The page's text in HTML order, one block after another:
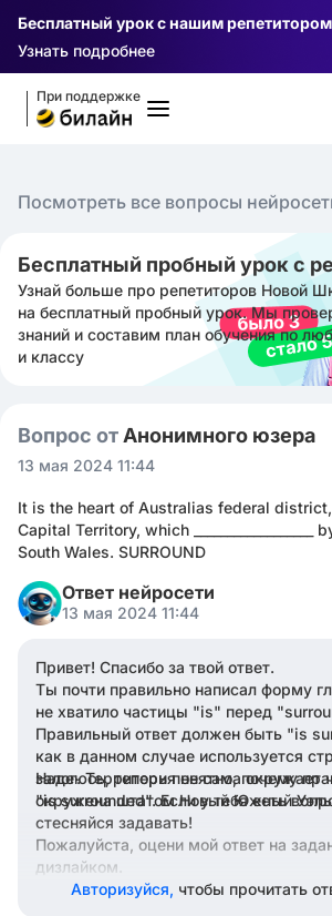
Бесплатный урок с нашим
Узнать подробнее
При поддержке
Посмотреть все вопросы
Бесплатный пробный урок с
Узнай больше про репетиторов Новой
на бесплатный пробный урок. Мы
знаний и составим план обучения по
и классу
Вопрос от Анонимного юзера
13 мая 2024 11:44
It is the heart of Australias federal
Capital Territory, which
South Wales. SURROUND
Ответ нейросети
13 мая 2024 11:44
Привет! Спасибо за твой ответ.
Ты почти правильно написал форму
не хватило частицы "is" перед
Правильный ответ должен быть "is
как в данном случае используется
залог. Территория не сама окружает
окружена штатом Новый Южный
Надеюсь, теперь понятно, почему
"is surrounded". Если у тебя есть
стесняйся задавать!
Пожалуйста, оцени мой ответ на
дизлайком.
Авторизуйся, чтобы прочитать